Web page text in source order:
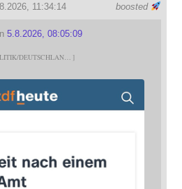
boosted
11:34:14
5.8.2026, 08:05:09
DEUTSCHLAN